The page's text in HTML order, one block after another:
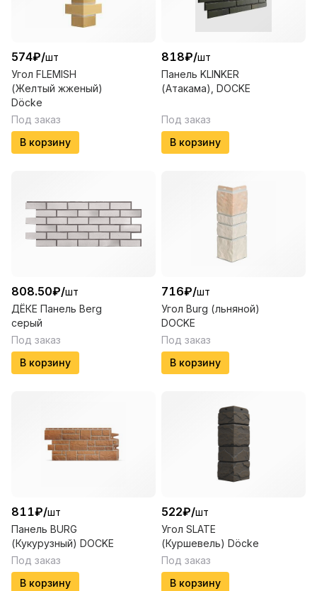
574₽/шт
Угол FLEMISH
(Желтый жженый)
Döcke
Под заказ
В корзину
818₽/шт
Панель KLINKER
(Атакама), DOCKE
Под заказ
В корзину
808.50₽/шт
ДЁКЕ Панель Berg
серый
Под заказ
В корзину
716₽/шт
Угол Burg (льняной)
DOCKE
Под заказ
В корзину
811₽/шт
Панель BURG
(Кукурузный) DOCKE
Под заказ
В корзину
522₽/шт
Угол SLATE
(Куршевель) Döcke
Под заказ
В корзину